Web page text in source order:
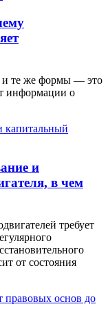
и те же формы — это
информации о
и
в чем
требует
от состояния